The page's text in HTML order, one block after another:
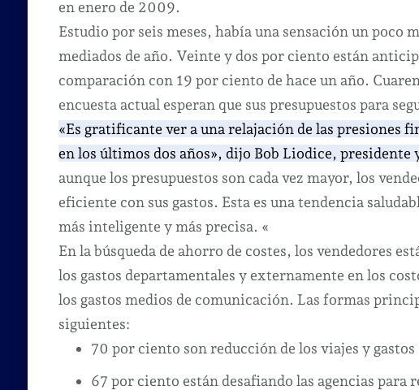
en enero de 2009.
Estudio por seis meses, había una sensación un poco
mediados de año. Veinte y dos por ciento están
comparación con 19 por ciento de hace un año.
encuesta actual esperan que sus presupuestos para
«Es gratificante ver a una relajación de las presiones
en los últimos dos años», dijo Bob Liodice, presidente
aunque los presupuestos son cada vez mayor, los
eficiente con sus gastos. Esta es una tendencia
más inteligente y más precisa. «
En la búsqueda de ahorro de costes, los vendedores
los gastos departamentales y externamente en los
los gastos medios de comunicación. Las formas
siguientes:
70 por ciento son reducción de los viajes y
67 por ciento están desafiando las agencias